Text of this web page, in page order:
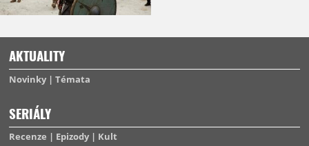
AKTUALITY
Novinky Témata
SERIÁLY
Recenze Epizody Kult